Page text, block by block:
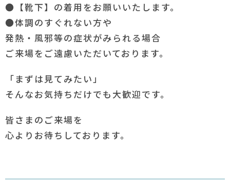
●【靴下】の着用をお願いいたします。
●体調のすぐれない方や
発熱・風邪等の症状がみられる場合
ご来場をご遠慮いただいております。
「まずは見てみたい」
そんなお気持ちだけでも大歓迎です。
皆さまのご来場を
心よりお待ちしております。